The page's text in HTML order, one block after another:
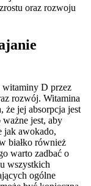
oraz rozwoju
D przez
rozwój. Witamina
że jej absorpcja jest
ważne jest, aby
jak awokado,
białko również
warto zadbać o
wszystkich
ogólne